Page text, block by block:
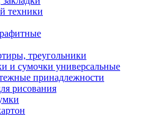
техники
треугольники
и сумочки универсальные
принадлежности
рисования